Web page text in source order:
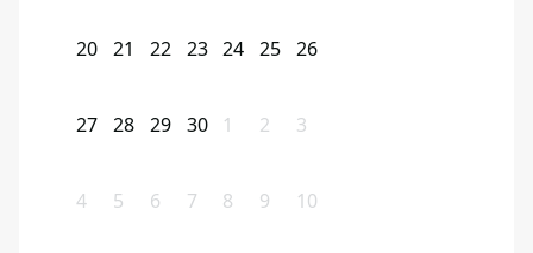
20 21 22 23 24 25 26
27 28 29 30 1 2 3
4 5 6 7 8 9 10